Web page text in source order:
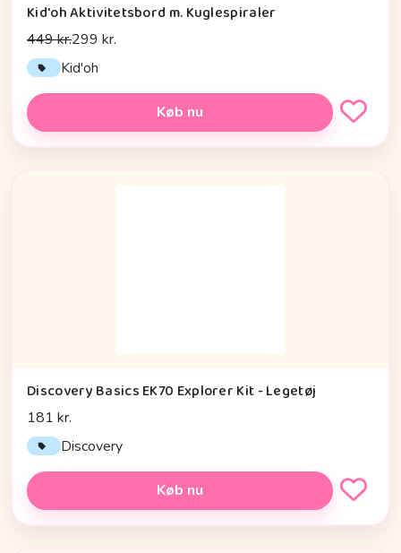
Kid'oh Aktivitetsbord m. Kuglespiraler
449 kr.299 kr.
Kid'oh
Køb nu
Discovery Basics EK70 Explorer Kit - Legetøj
181 kr.
Discovery
Køb nu